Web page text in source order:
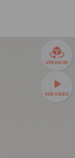
VER EM 3D
VER VÍDEO
& Stitch -